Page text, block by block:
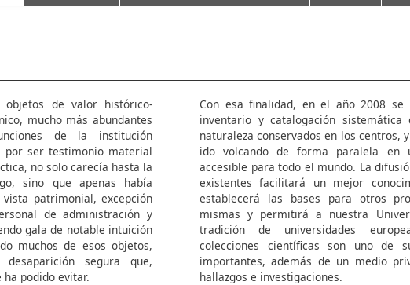
de valor histórico-
mucho más abundantes
de la institución
por ser testimonio material
no solo carecía hasta la
sino que apenas había
patrimonial, excepción
de administración y
gala de notable intuición
muchos de esos objetos,
segura que,
podido evitar.
Con esa finalidad, en el año 2008
inventario y catalogación
naturaleza conservados en los centros,
ido volcando de forma paralela en
accesible para todo el mundo. La
existentes facilitará un mejor
establecerá las bases para otros
mismas y permitirá a nuestra
tradición de universidades
colecciones científicas son uno de
importantes, además de un medio
hallazgos e investigaciones.